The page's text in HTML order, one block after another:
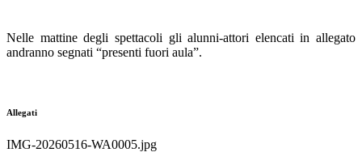
Nelle mattine degli spettacoli gli alunni-attori elencati in allegato
andranno segnati “presenti fuori aula”.
Allegati
IMG-20260516-WA0005.jpg